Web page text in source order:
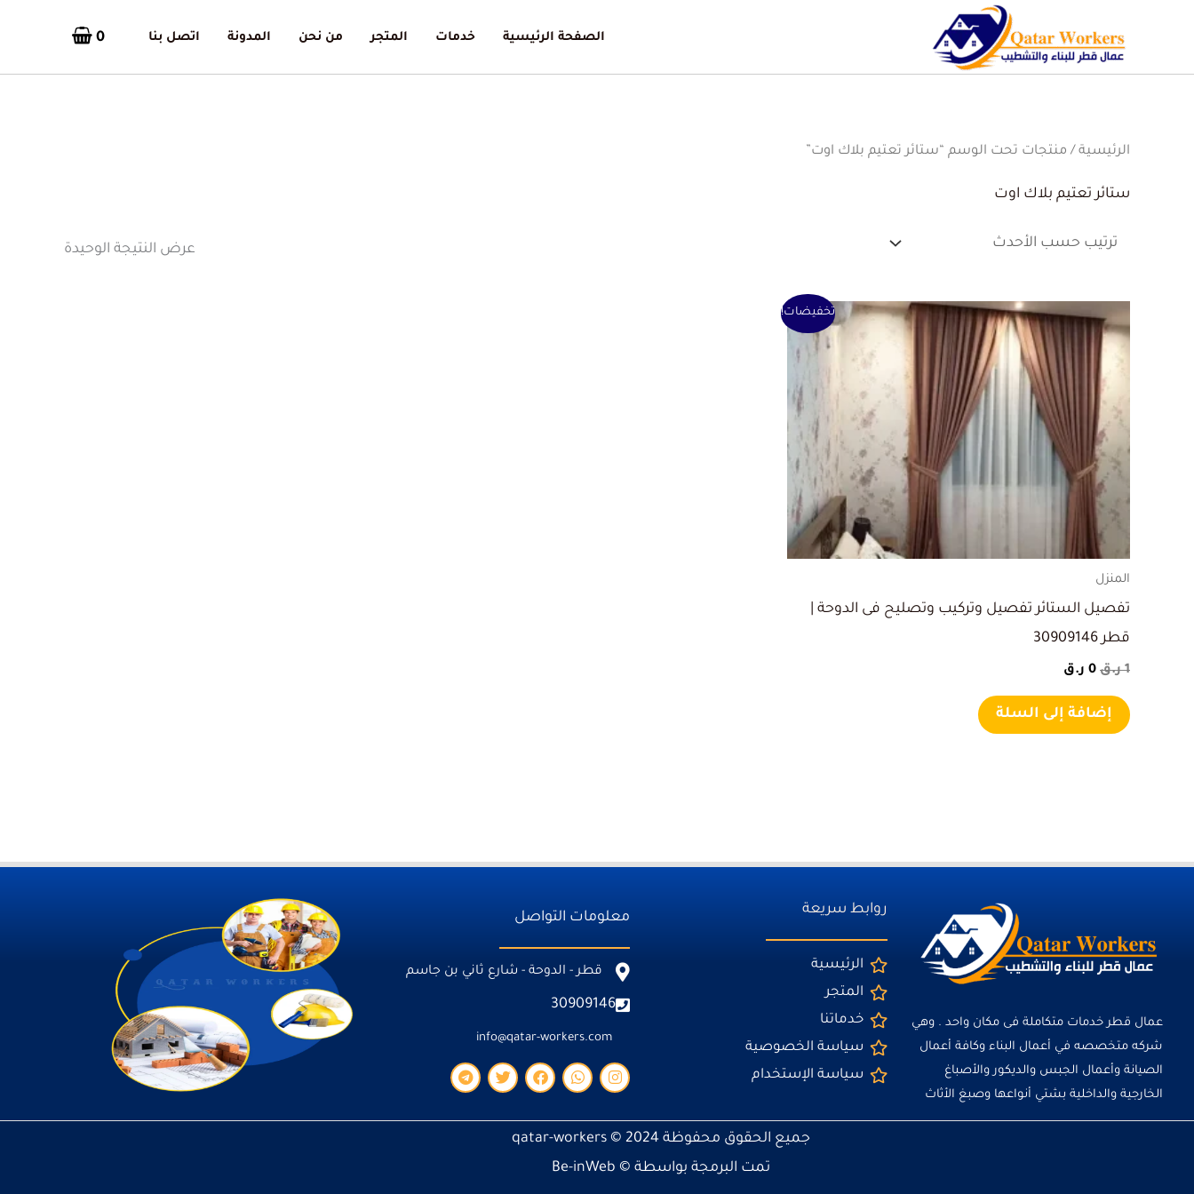
الصفحة الرئيسية خدمات المتجر من نحن المدونة اتصل بنا 0
الرئيسية / منتجات تحت الوسم “ستائر تعتيم بلاك اوت”
ستائر تعتيم بلاك اوت
عرض النتيجة الوحيدة
تخفيضات!
المنزل
تفصيل الستائر تفصيل وتركيب وتصليح فى الدوحة |
قطر 30909146
1 ر.ق
الأصلي
هو:
0 ر.ق
السعر
الحالي
هو:
0 ر.ق.
إضافة إلى السلة
عمال قطر خدمات متكاملة فى مكان واحد . وهي
شركه متخصصه في أعمال البناء وكافة أعمال
الصيانة وأعمال الجبس والديكور والأصباغ
الخارجية والداخلية بشتي أنواعها وصبغ الأثاث
روابط سريعة
الرئيسية
المتجر
خدماتنا
سياسة الخصوصية
سياسة الإستخدام
معلومات التواصل
قطر - الدوحة - شارع ثاني بن جاسم
30909146
info@qatar-workers.com
I
n
t
a
r
W
h
t
s
p
F
a
e
b
T
w
t
T
e
e
جميع الحقوق محفوظة 2024 ©
qatar-workers
تمت البرمجة بواسطة © Be-inWeb